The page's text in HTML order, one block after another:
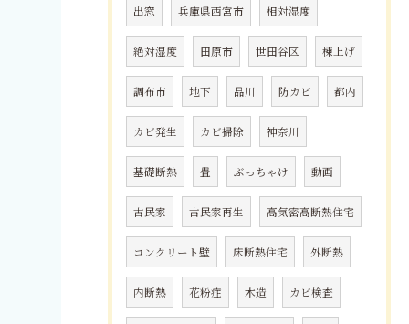
出窓 兵庫県西宮市 相対湿度
絶対湿度 田原市 世田谷区 棟上げ
調布市 地下 品川 防カビ 都内
カビ発生 カビ掃除 神奈川
基礎断熱 畳 ぶっちゃけ 動画
古民家 古民家再生 高気密高断熱住宅
コンクリート壁 床断熱住宅 外断熱
内断熱 花粉症 木造 カビ検査